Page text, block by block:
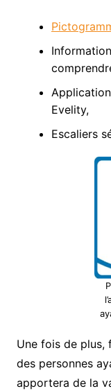
Evelity,
Escaliers
Une fois de plus,
des personnes
apportera de la